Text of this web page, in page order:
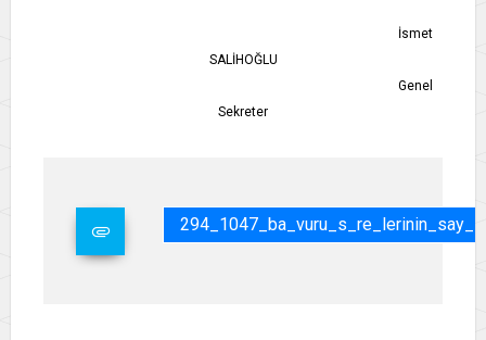
İsmet
SALİHOĞLU
Genel
Sekreter